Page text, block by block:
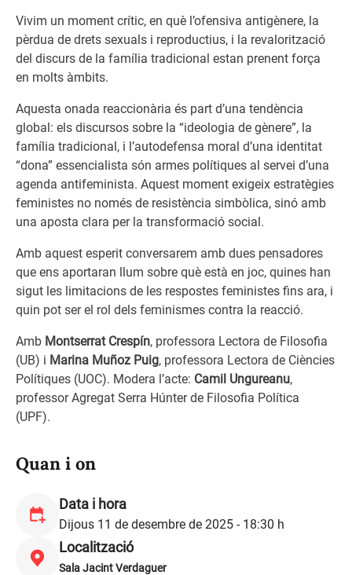
Vivim un moment crític, en què l’ofensiva antigènere, la
pèrdua de drets sexuals i reproductius, i la revalorització
del discurs de la família tradicional estan prenent força
en molts àmbits.
Aquesta onada reaccionària és part d’una tendència
global: els discursos sobre la “ideologia de gènere”, la
família tradicional, i l’autodefensa moral d’una identitat
“dona” essencialista són armes polítiques al servei d’una
agenda antifeminista. Aquest moment exigeix estratègies
feministes no només de resistència simbòlica, sinó amb
una aposta clara per la transformació social.
Amb aquest esperit conversarem amb dues pensadores
que ens aportaran llum sobre què està en joc, quines han
sigut les limitacions de les respostes feministes fins ara, i
quin pot ser el rol dels feminismes contra la reacció.
Amb Montserrat Crespín, professora Lectora de Filosofia
(UB) i Marina Muñoz Puig, professora Lectora de Ciències
Polítiques (UOC). Modera l’acte: Camil Ungureanu,
professor Agregat Serra Húnter de Filosofia Política
(UPF).
Quan i on
Data i hora
Dijous 11 de desembre de 2025 - 18:30 h
Localització
Sala Jacint Verdaguer